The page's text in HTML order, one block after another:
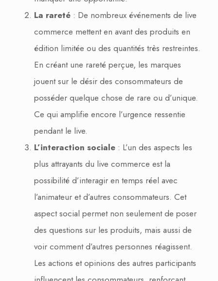
La rareté : De nombreux événements de live
commerce mettent en avant des produits en
édition limitée ou des quantités très restreintes.
En créant une rareté perçue, les marques
jouent sur le désir des consommateurs de
posséder quelque chose de rare ou d’unique.
Ce qui amplifie encore l’urgence ressentie
pendant le live.
L’interaction sociale : L’un des aspects les
plus attrayants du live commerce est la
possibilité d’interagir en temps réel avec
l’animateur et d’autres consommateurs. Cet
aspect social permet non seulement de poser
des questions sur les produits, mais aussi de
voir comment d’autres personnes réagissent.
Les actions et opinions des autres participants